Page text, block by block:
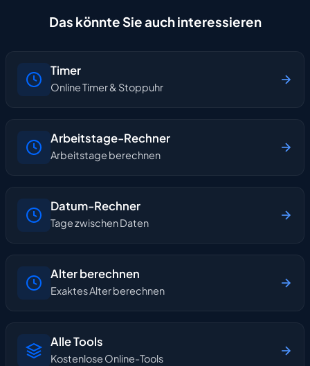
Das könnte Sie auch interessieren
Timer
Online Timer & Stoppuhr
Arbeitstage-Rechner
Arbeitstage berechnen
Datum-Rechner
Tage zwischen Daten
Alter berechnen
Exaktes Alter berechnen
Alle Tools
Kostenlose Online-Tools